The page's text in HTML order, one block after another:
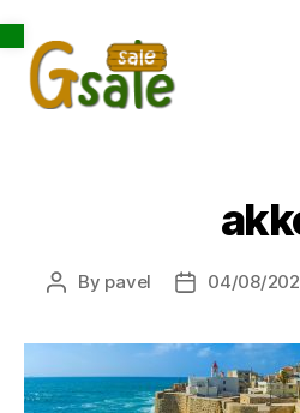
Open toolbar
Post
By pavel
Post04/08/